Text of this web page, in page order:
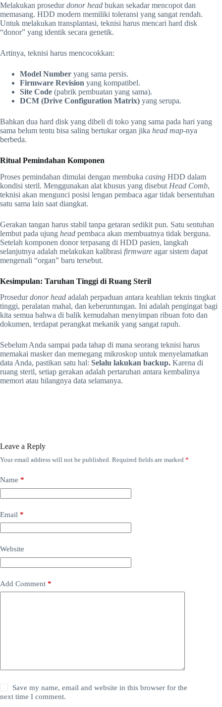
Melakukan prosedurdonor head bukan sekadar mencopot dan
memasang. HDD modern memiliki toleransi yang sangat rendah.
Untuk melakukan transplantasi, teknisi harus mencari hard disk
“donor” yang identik secara genetik.
Artinya, teknisi harus mencocokkan:
Model Number yang sama persis.
Firmware Revision yang kompatibel.
Site Code (pabrik pembuatan yang sama).
DCM (Drive Configuration Matrix) yang serupa.
Bahkan dua hard disk yang dibeli di toko yang sama pada hari yang
sama belum tentu bisa saling bertukar organ jika head map-nya
berbeda.
Ritual Pemindahan Komponen
Proses pemindahan dimulai dengan membuka casing HDD dalam
kondisi steril. Menggunakan alat khusus yang disebut Head Comb,
teknisi akan mengunci posisi lengan pembaca agar tidak bersentuhan
satu sama lain saat diangkat.
Gerakan tangan harus stabil tanpa getaran sedikit pun. Satu sentuhan
lembut pada ujung head pembaca akan membuatnya tidak berguna.
Setelah komponen donor terpasang di HDD pasien, langkah
selanjutnya adalah melakukan kalibrasi firmware agar sistem dapat
mengenali “organ” baru tersebut.
Kesimpulan: Taruhan Tinggi di Ruang Steril
Prosedurdonor head adalah perpaduan antara keahlian teknis tingkat
tinggi, peralatan mahal, dan keberuntungan. Ini adalah pengingat bagi
kita semua bahwa di balik kemudahan menyimpan ribuan foto dan
dokumen, terdapat perangkat mekanik yang sangat rapuh.
Sebelum Anda sampai pada tahap di mana seorang teknisi harus
memakai masker dan memegang mikroskop untuk menyelamatkan
data Anda, pastikan satu hal: Selalu lakukan backup. Karena di
ruang steril, setiap gerakan adalah pertaruhan antara kembalinya
memori atau hilangnya data selamanya.
Leave a Reply
Your email address will not be published. Required fields are marked *
Name *
Email *
Website
Add Comment *
Save my name, email and website in this browser for the
next time I comment.